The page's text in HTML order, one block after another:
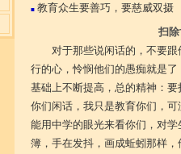
■教育众生要善巧，要慈威双摄
扫
对于那些说闲话的，不要
行的心，怜悯他们的愚痴就是
基础上不断提高，总的精神：
你们闲话，我只是教育你们，
能用中学的眼光来看你们，对
簿，手在发抖，画成蚯蚓那样